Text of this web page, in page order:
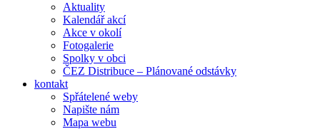
Aktuality
Kalendář akcí
Akce v okolí
Fotogalerie
Spolky v obci
ČEZ Distribuce – Plánované odstávky
kontakt
Spřátelené weby
Napište nám
Mapa webu